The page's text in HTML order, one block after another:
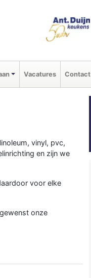
Vacatures Contact
vinyl, pvc,
en zijn we
voor elke
onze